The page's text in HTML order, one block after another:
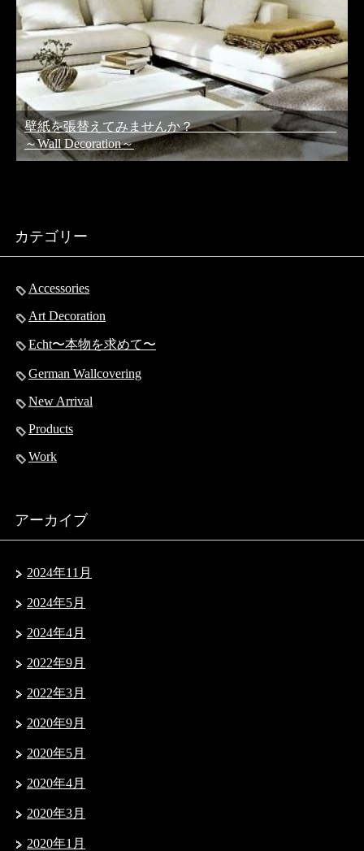
壁紙を張替えてみませんか？
～Wall Decoration～
カテゴリー
Accessories
Art Decoration
Echt〜本物を求めて〜
German Wallcovering
New Arrival
Products
Work
アーカイブ
2024年11月
2024年5月
2024年4月
2022年9月
2022年3月
2020年9月
2020年5月
2020年4月
2020年3月
2020年1月